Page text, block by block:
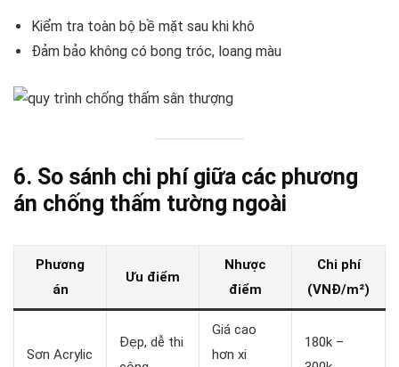
Kiểm tra toàn bộ bề mặt sau khi khô
Đảm bảo không có bong tróc, loang màu
6. So sánh chi phí giữa các phương
án chống thấm tường ngoài
Phương
án
Ưu điểm
Nhược
điểm
Chi phí
(VNĐ/m²)
Sơn Acrylic
Đẹp, dễ thi
Giá cao
hơn xi
180k –